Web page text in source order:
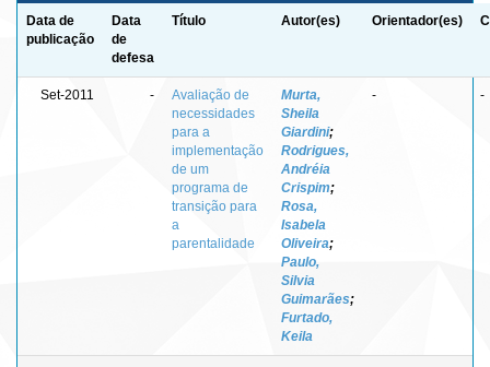
Data de
publicação
Data
de
defesa
Título Autor(es) Orientador(es)
Set-2011 -
Avaliação de
necessidades
para a
implementação
de um
programa de
transição para
a
parentalidade
Murta,
Sheila
Giardini;
Rodrigues,
Andréia
Crispim;
Rosa,
Isabela
Oliveira;
Paulo,
Silvia
Guimarães;
Furtado,
Keila
- -